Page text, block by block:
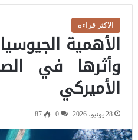
الاكثر قراءة
الأهمية
وأثرها في
الأميركي
28 يونيو، 2026 0
87